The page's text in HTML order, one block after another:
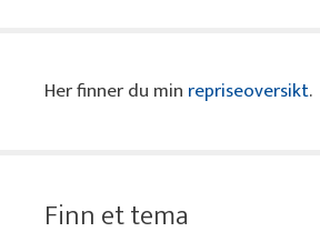
Her finner du min repriseoversikt.
Finn et tema